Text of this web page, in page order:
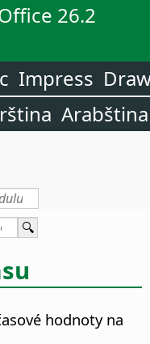
26.2
Impress
Arabština
hodnoty na